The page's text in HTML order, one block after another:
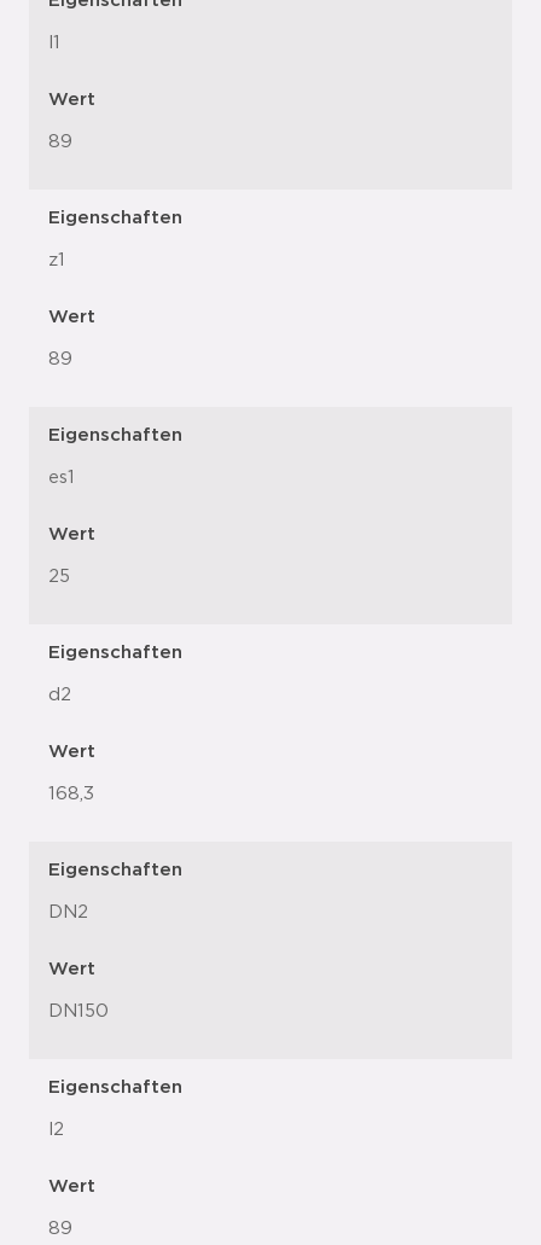
l1
Wert
89
Eigenschaften
z1
Wert
89
Eigenschaften
es1
Wert
25
Eigenschaften
d2
Wert
168,3
Eigenschaften
DN2
Wert
DN150
Eigenschaften
l2
Wert
89